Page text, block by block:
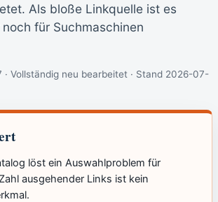
Als bloße Linkquelle ist es
für Suchmaschinen
· Vollständig neu bearbeitet · Stand 2026-07-
löst ein Auswahlproblem für
ausgehender Links ist kein